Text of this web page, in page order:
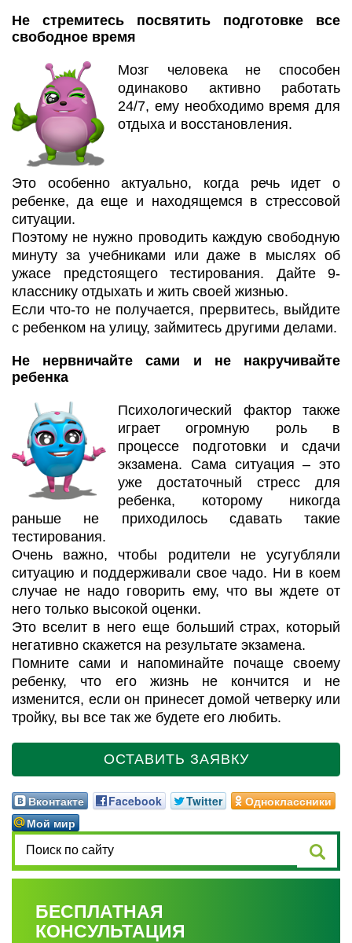
Не стремитесь посвятить подготовке все
свободное время
Мозг человека не способен
одинаково активно работать
24/7, ему необходимо время для
отдыха и восстановления.
Это особенно актуально, когда речь идет о
ребенке, да еще и находящемся в стрессовой
ситуации.
Поэтому не нужно проводить каждую свободную
минуту за учебниками или даже в мыслях об
ужасе предстоящего тестирования. Дайте 9-
класснику отдыхать и жить своей жизнью.
Если что-то не получается, прервитесь, выйдите
с ребенком на улицу, займитесь другими делами.
Не нервничайте сами и не накручивайте
ребенка
Психологический фактор также
играет огромную роль в
процессе подготовки и сдачи
экзамена. Сама ситуация – это
уже достаточный стресс для
ребенка, которому никогда
раньше не приходилось сдавать такие
тестирования.
Очень важно, чтобы родители не усугубляли
ситуацию и поддерживали свое чадо. Ни в коем
случае не надо говорить ему, что вы ждете от
него только высокой оценки.
Это вселит в него еще больший страх, который
негативно скажется на результате экзамена.
Помните сами и напоминайте почаще своему
ребенку, что его жизнь не кончится и не
изменится, если он принесет домой четверку или
тройку, вы все так же будете его любить.
ОСТАВИТЬ ЗАЯВКУ
Вконтакте Facebook Twitter
Одноклассники
Мой мир
БЕСПЛАТНАЯ
КОНСУЛЬТАЦИЯ